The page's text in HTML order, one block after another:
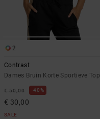
2
Contrast
Dames Bruin Korte Sportieve Top
€ 50,00 40%
€ 30,00
SALE